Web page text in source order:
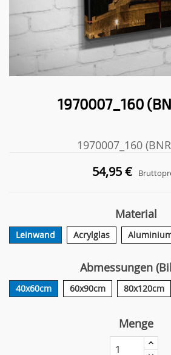
1970007_160
1970007_160
54,95 €
Material
Leinwand Acrylglas
Abmessungen
40x60cm 60x90cm 80x120cm
Menge